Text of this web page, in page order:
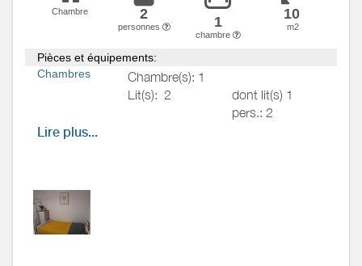
Chambre 2
personnes 1
chambre
10
m2
Pièces et équipements:
Chambres
Chambre(s): 1
Lit(s): 2
dont lit(s) 1
pers.: 2
Lire plus...